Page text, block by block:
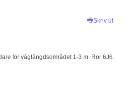
Skriv ut
för våglängdsområdet 1-3 m. Rör 6J6.